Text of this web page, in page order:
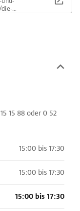
15 88 oder 0 52
15:00 bis 17:30
15:00 bis 17:30
15:00 bis 17:30